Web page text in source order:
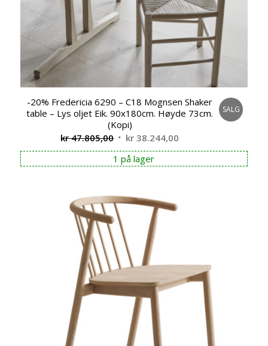
-20% Fredericia 6290 – C18 Mognsen Shaker
table – Lys oljet Eik. 90x180cm. Høyde 73cm.
(Kopi)
kr47.805,00 Opprinnelig
pris
var:
kr 38.244,00
pris
er:
SALG
1 på lager